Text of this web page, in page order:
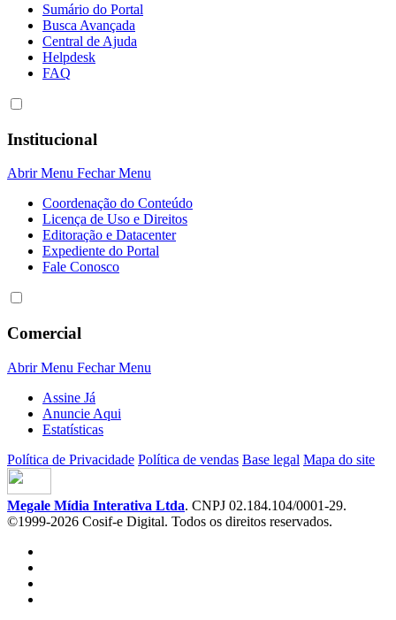
Sumário do Portal
Busca Avançada
Central de Ajuda
Helpdesk
FAQ
Institucional
Abrir Menu Fechar Menu
Coordenação do Conteúdo
Licença de Uso e Direitos
Editoração e Datacenter
Expediente do Portal
Fale Conosco
Comercial
Abrir Menu Fechar Menu
Assine Já
Anuncie Aqui
Estatísticas
Política de Privacidade Política de vendas Base legal Mapa do site
Megale Mídia Interativa Ltda. CNPJ 02.184.104/0001-29.
©1999-2026 Cosif-e Digital. Todos os direitos reservados.